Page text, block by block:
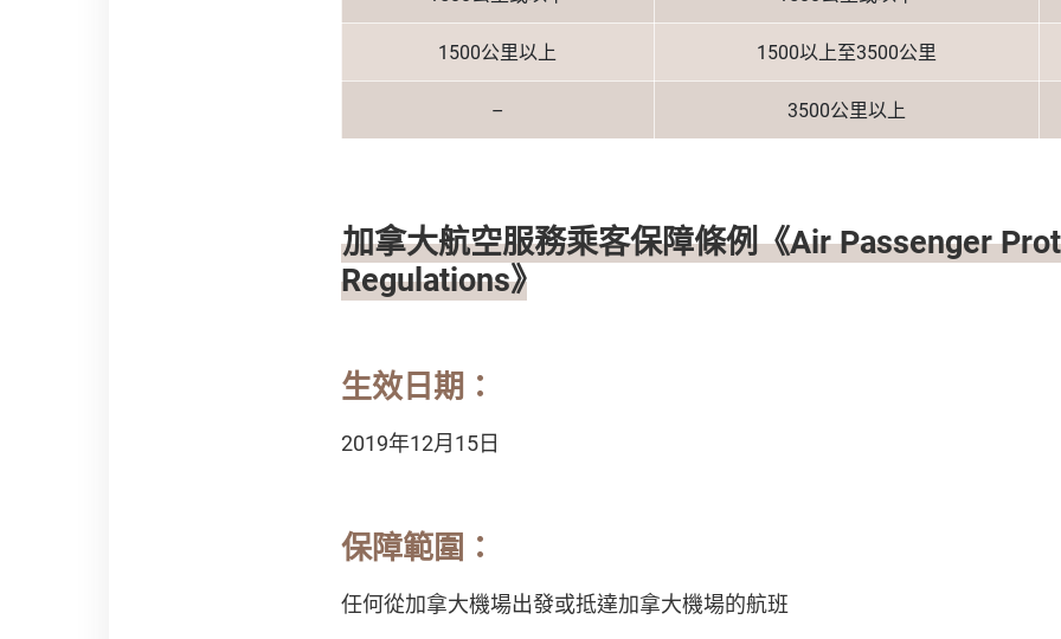
1500公里以上 1500以上至3500公里
– 3500公里以上
加拿大航空服務乘客保障條例《Air Passenger
Regulations》
生效日期：
2019年12月15日
保障範圍：
任何從加拿大機場出發或抵達加拿大機場的航班